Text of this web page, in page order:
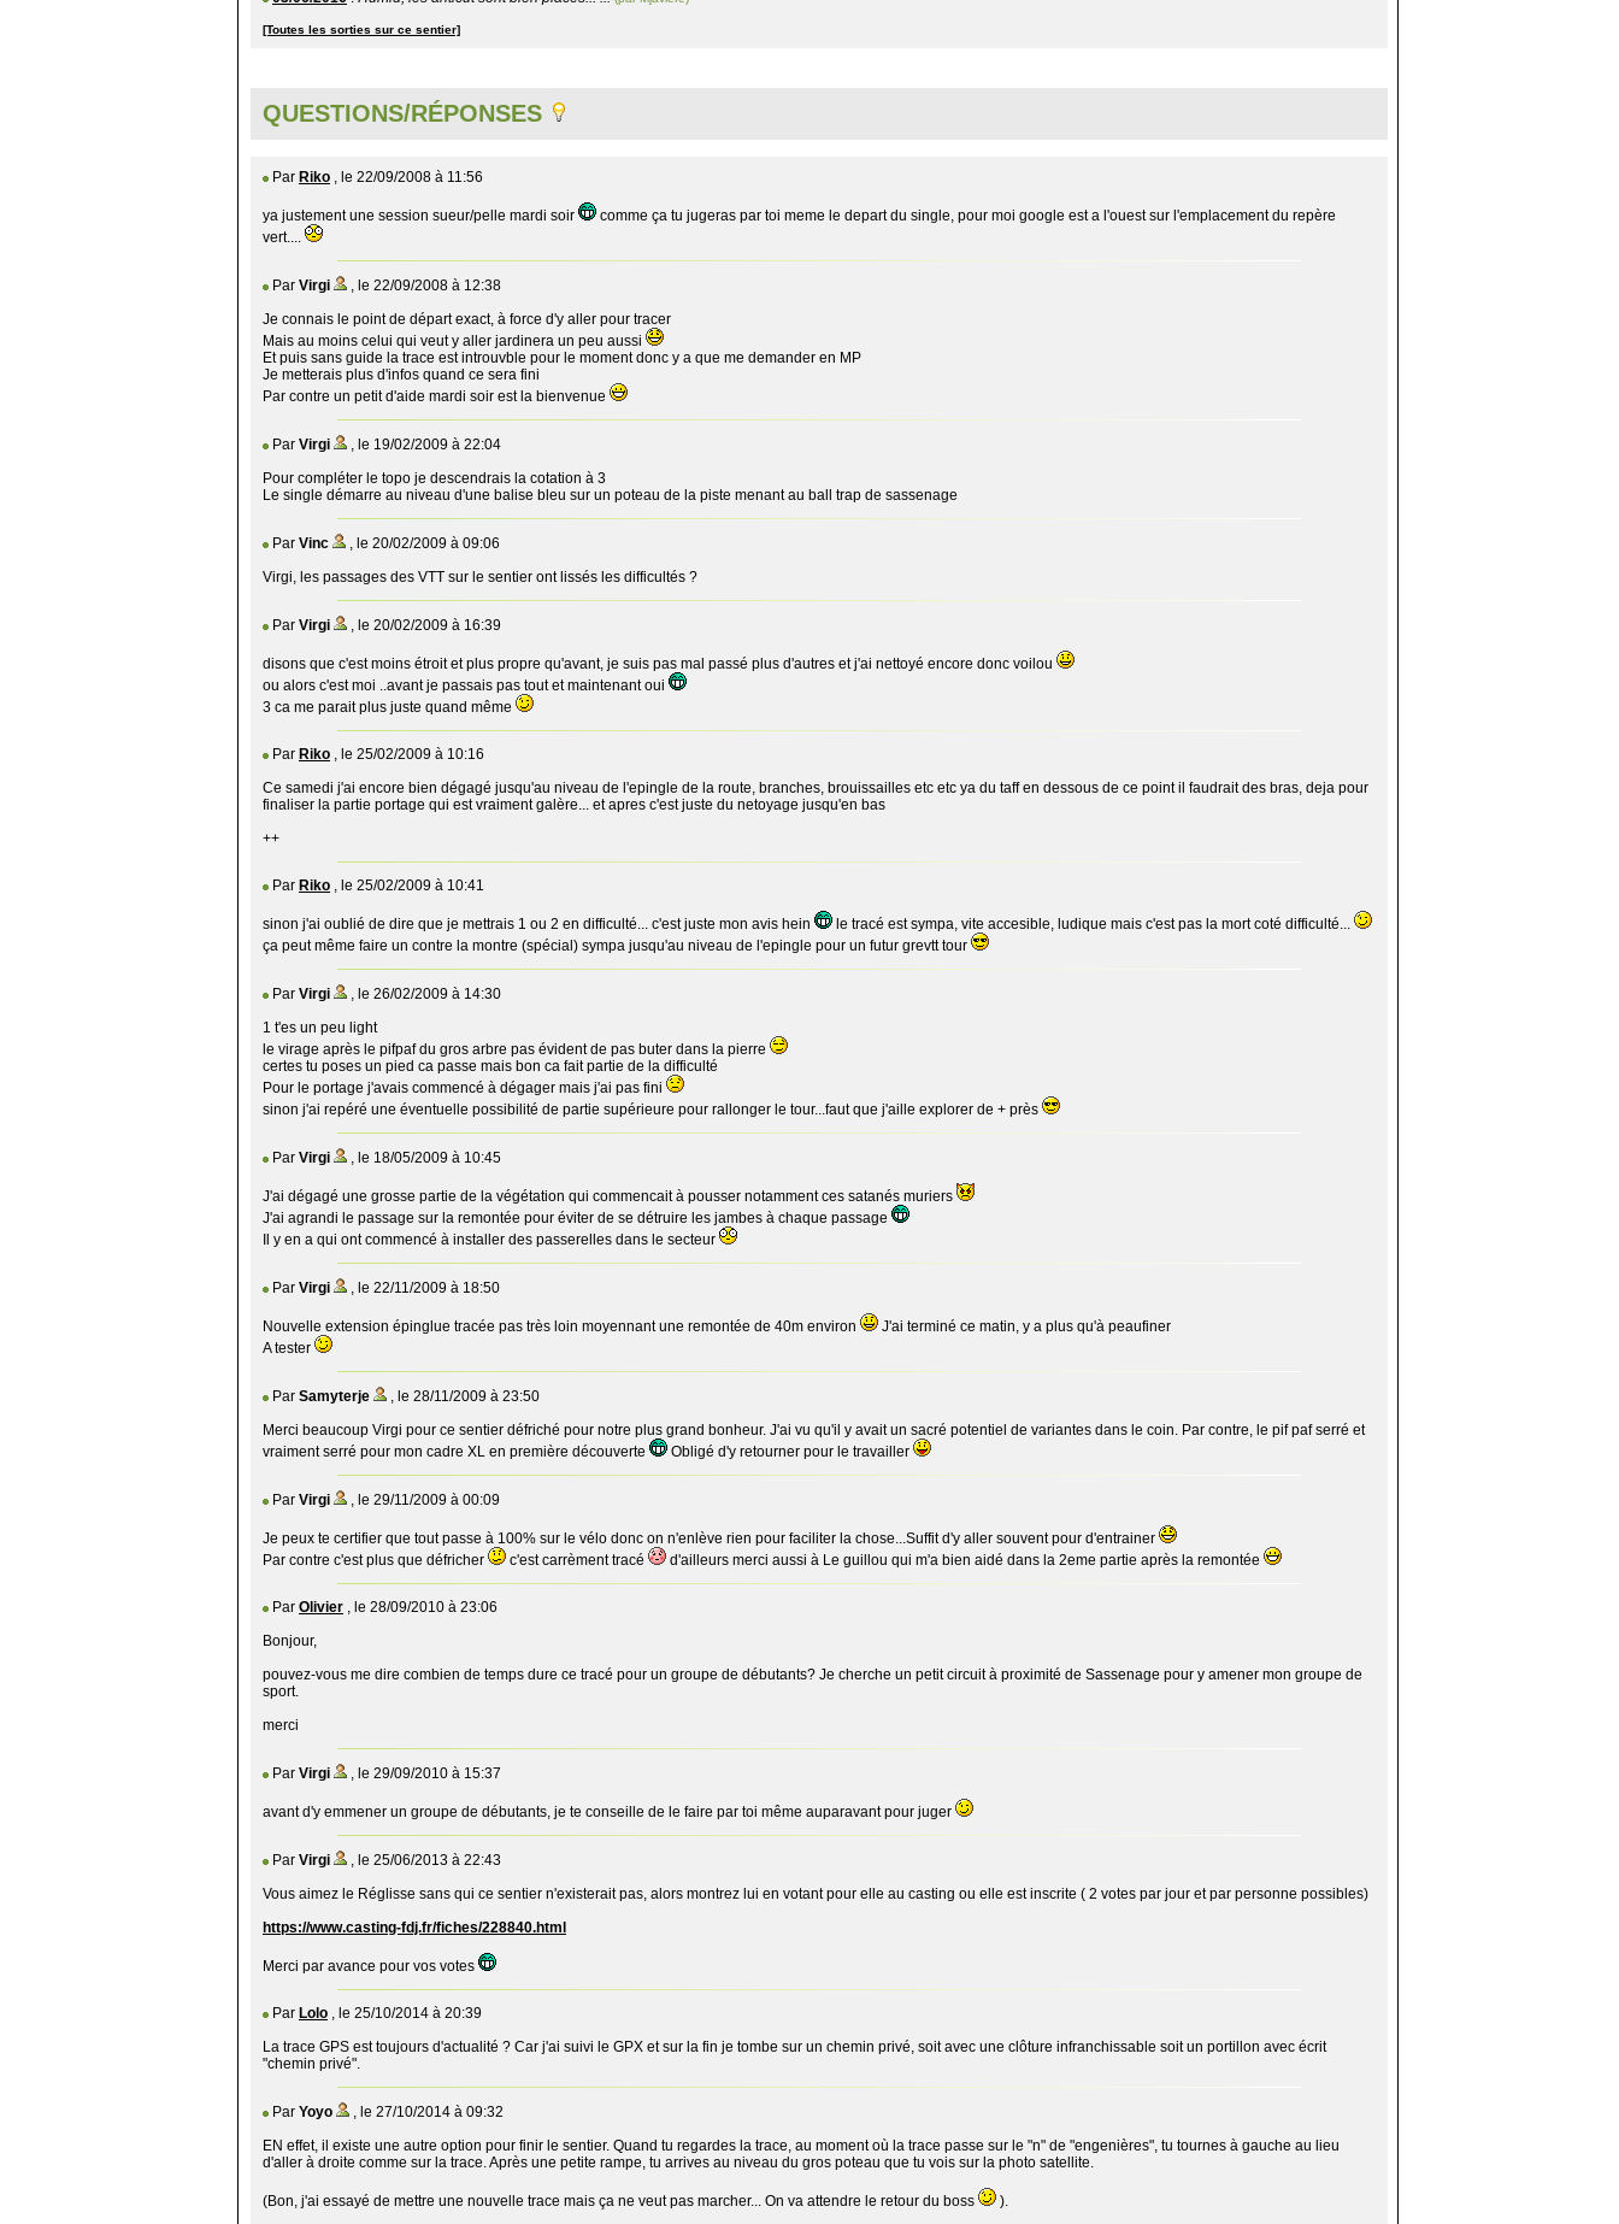
[Toutes les sorties sur ce sentier]
QUESTIONS/RÉPONSES
Par Riko , le 22/09/2008 à 11:56
ya justement une session sueur/pelle mardi soir
comme ça tu jugeras par toi meme le depart du single, pour moi google est a l'ouest sur l'emplacement du repère
vert....
Par Virgi
, le 22/09/2008 à 12:38
Je connais le point de départ exact, à force d'y aller pour tracer
Mais au moins celui qui veut y aller jardinera un peu aussi
Et puis sans guide la trace est introuvble pour le moment donc y a que me demander en MP
Je metterais plus d'infos quand ce sera fini
Par contre un petit d'aide mardi soir est la bienvenue
Par Virgi
, le 19/02/2009 à 22:04
Pour compléter le topo je descendrais la cotation à 3
Le single démarre au niveau d'une balise bleu sur un poteau de la piste menant au ball trap de sassenage
Par Vinc
, le 20/02/2009 à 09:06
Virgi, les passages des VTT sur le sentier ont lissés les difficultés ?
Par Virgi , le 20/02/2009 à 16:39
disons que c'est moins étroit et plus propre qu'avant, je suis pas mal passé plus d'autres et j'ai nettoyé encore donc voilou
ou alors c'est moi ..avant je passais pas tout et maintenant oui
3 ca me parait plus juste quand même
Par Riko , le 25/02/2009 à 10:16
Ce samedi j'ai encore bien dégagé jusqu'au niveau de l'epingle de la route, branches, brouissailles etc etc ya du taff en dessous de ce point il faudrait des bras, deja pour
finaliser la partie portage qui est vraiment galère... et apres c'est juste du netoyage jusqu'en bas
++
Par Riko , le 25/02/2009 à 10:41
sinon j'ai oublié de dire que je mettrais 1 ou 2 en difficulté... c'est juste mon avis hein
le tracé est sympa, vite accesible, ludique mais c'est pas la mort coté difficulté...
ça peut même faire un contre la montre (spécial) sympa jusqu'au niveau de l'epingle pour un futur grevtt tour
Par Virgi
, le 26/02/2009 à 14:30
1 t'es un peu light
le virage après le pifpaf du gros arbre pas évident de pas buter dans la pierre
certes tu poses un pied ca passe mais bon ca fait partie de la difficulté
Pour le portage j'avais commencé à dégager mais j'ai pas fini
sinon j'ai repéré une éventuelle possibilité de partie supérieure pour rallonger le tour...faut que j'aille explorer de + près
Par Virgi , le 18/05/2009 à 10:45
J'ai dégagé une grosse partie de la végétation qui commencait à pousser notamment ces satanés muriers
J'ai agrandi le passage sur la remontée pour éviter de se détruire les jambes à chaque passage
Il y en a qui ont commencé à installer des passerelles dans le secteur
Par Virgi , le 22/11/2009 à 18:50
Nouvelle extension épinglue tracée pas très loin moyennant une remontée de 40m environ
J'ai terminé ce matin, y a plus qu'à peaufiner
A tester
Par Samyterje
, le 28/11/2009 à 23:50
Merci beaucoup Virgi pour ce sentier défriché pour notre plus grand bonheur. J'ai vu qu'il y avait un sacré potentiel de variantes dans le coin. Par contre, le pif paf serré et
vraiment serré pour mon cadre XL en première découverte
Obligé d'y retourner pour le travailler
Par Virgi , le 29/11/2009 à 00:09
Je peux te certifier que tout passe à 100% sur le vélo donc on n'enlève rien pour faciliter la chose...Suffit d'y aller souvent pour d'entrainer
Par contre c'est plus que défricher
c'est carrèment tracé d'ailleurs merci aussi à Le guillou qui m'a bien aidé dans la 2eme partie après la remontée
Par Olivier , le 28/09/2010 à 23:06
Bonjour,
pouvez-vous me dire combien de temps dure ce tracé pour un groupe de débutants? Je cherche un petit circuit à proximité de Sassenage pour y amener mon groupe de
sport.
merci
Par Virgi , le 29/09/2010 à 15:37
avant d'y emmener un groupe de débutants, je te conseille de le faire par toi même auparavant pour juger
Par Virgi
, le 25/06/2013 à 22:43
Vous aimez le Réglisse sans qui ce sentier n'existerait pas, alors montrez lui en votant pour elle au casting ou elle est inscrite ( 2 votes par jour et par personne possibles)
https://www.casting-fdj.fr/fiches/228840.html
Merci par avance pour vos votes
Par Lolo , le 25/10/2014 à 20:39
La trace GPS est toujours d'actualité ? Car j'ai suivi le GPX et sur la fin je tombe sur un chemin privé, soit avec une clôture infranchissable soit un portillon avec écrit
"chemin privé".
Par Yoyo
, le 27/10/2014 à 09:32
EN effet, il existe une autre option pour finir le sentier. Quand tu regardes la trace, au moment où la trace passe sur le "n" de "engenières", tu tournes à gauche au lieu
d'aller à droite comme sur la trace. Après une petite rampe, tu arrives au niveau du gros poteau que tu vois sur la photo satellite.
(Bon, j'ai essayé de mettre une nouvelle trace mais ça ne veut pas marcher... On va attendre le retour du boss ).